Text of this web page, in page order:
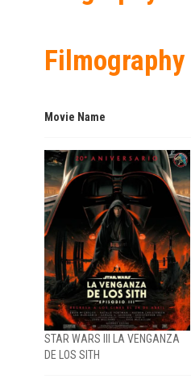
Filmography
Movie Name
STAR WARS III LA VENGANZA
DE LOS SITH